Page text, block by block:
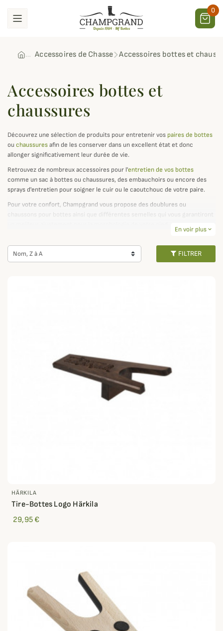
0
Accessoires de Chasse Accessoires bottes et
Accessoires bottes et
chaussures
Découvrez une sélection de produits pour entretenir vos paires de bottes
ou chaussuresafin de les conserver dans un excellent état et donc
allonger significativement leur durée de vie.
Retrouvez de nombreux accessoires pour l'entretien de vos bottes
comme un sac à bottes ou chaussures, des embauchoirs ou encore des
sprays d'entretien pour soigner le cuir ou le caoutchouc de votre paire.
Pour votre confort, Champgrand vous propose des doublures ou
chaussons pour bottes ainsi que différentes semelles qui vous garantiront
En voir plus expand_more
Nom, Z à A FILTRER
HÄRKILA
Tire-Bottes Logo Härkila
29,95 €